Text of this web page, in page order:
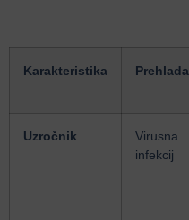
Karakteristika Prehlada
Uzročnik
Virusna
infekcij